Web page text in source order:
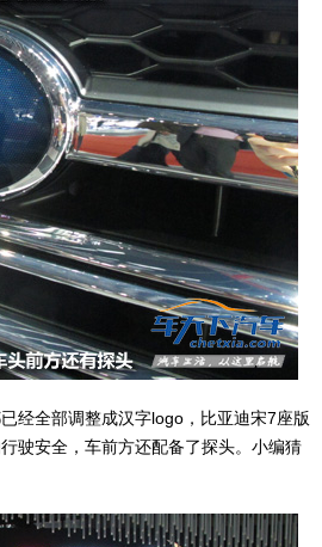
全部调整成汉字logo，比亚迪宋7座版
驶安全，车前方还配备了探头。小编猜